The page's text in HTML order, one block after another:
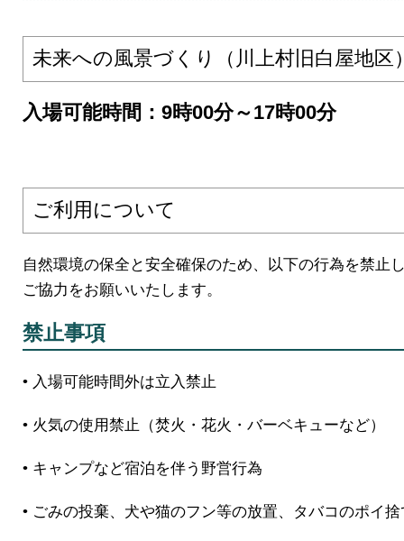
未来への風景づくり（川上村旧白屋地区
入場可能時間：9時00分～17時00分
ご利用について
自然環境の保全と安全確保のため、以下の行為を禁止
ご協力をお願いいたします。
禁止事項
• 入場可能時間外は立入禁止
• 火気の使用禁止（焚火・花火・バーベキューなど）
• キャンプなど宿泊を伴う野営行為
• ごみの投棄、犬や猫のフン等の放置、タバコのポイ捨